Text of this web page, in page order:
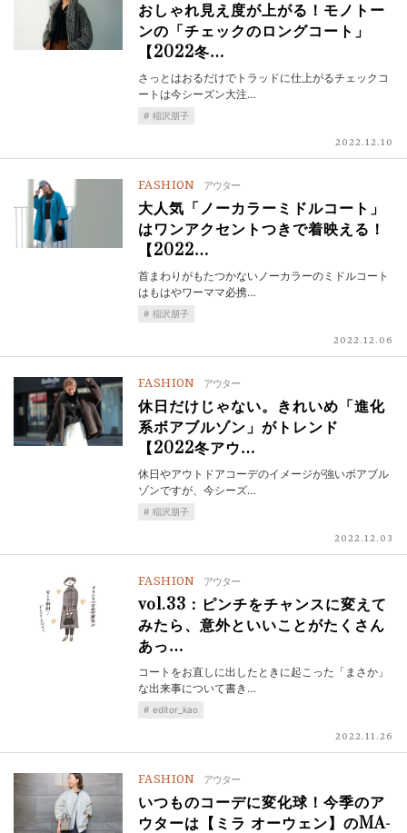
おしゃれ見え度が上がる！モノトー
ンの「チェックのロングコート」
【2022冬…
さっとはおるだけでトラッドに仕上がるチェックコ
ートは今シーズン大注…
稲沢朋子
2022.12.10
FASHION アウター
大人気「ノーカラーミドルコート」
はワンアクセントつきで着映える！
【2022…
首まわりがもたつかないノーカラーのミドルコート
はもはやワーママ必携…
稲沢朋子
2022.12.06
FASHION アウター
休日だけじゃない。きれいめ「進化
系ボアブルゾン」がトレンド
【2022冬アウ…
休日やアウトドアコーデのイメージが強いボアブル
ゾンですが、今シーズ…
稲沢朋子
2022.12.03
FASHION アウター
vol.33：ピンチをチャンスに変えて
みたら、意外といいことがたくさん
あっ…
コートをお直しに出したときに起こった「まさか」
な出来事について書き…
editor_kao
2022.11.26
FASHION アウター
いつものコーデに変化球！今季のア
ウターは【ミラ オーウェン】のMA-